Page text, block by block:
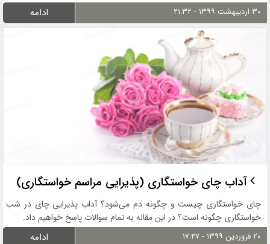
۳۰ اردیبهشت ۱۳۹۹ - ۲۱:۳۲ ادامه
آداب چای خواستگاری (پذیرایی مراسم خواستگاری)
چای خواستگاری چیست و چگونه دم می‌شود؟ آداب پذیرایی چای در شب
خواستگاری چگونه است؟ در این مقاله به تمام سوالات پاسخ خواهیم داد.
۲۰ فروردین ۱۳۹۹ - ۱۷:۴۷ ادامه